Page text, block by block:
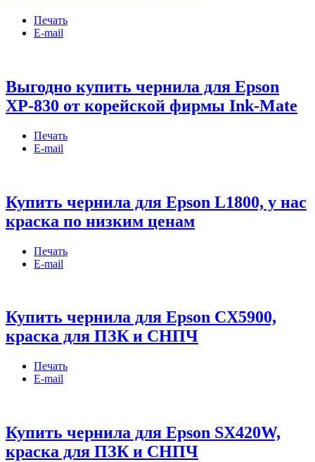
Печать
E-mail
Выгодно купить чернила для Epson
XP-830 от корейской фирмы Ink-Mate
Печать
E-mail
Купить чернила для Epson L1800, у нас
краска по низким ценам
Печать
E-mail
Купить чернила для Epson CX5900,
краска для ПЗК и СНПЧ
Печать
E-mail
Купить чернила для Epson SX420W,
краска для ПЗК и СНПЧ